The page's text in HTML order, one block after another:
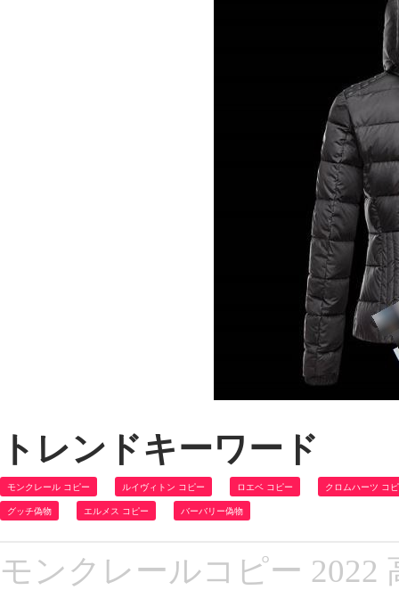
トレンドキーワード
モンクレール コピー ルイヴィトン コピー ロエベ コピー クロムハーツ コ
グッチ偽物 エルメス コピー バーバリー偽物
モンクレールコピー